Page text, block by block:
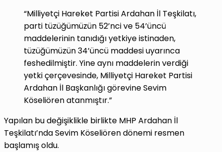
“Milliyetçi Hareket Partisi Ardahan İl Teşkilatı,
parti tüzüğümüzün 52’nci ve 54’üncü
maddelerinin tanıdığı yetkiye istinaden,
tüzüğümüzün 34’üncü maddesi uyarınca
feshedilmiştir. Yine aynı maddelerin verdiği
yetki çerçevesinde, Milliyetçi Hareket Partisi
Ardahan İl Başkanlığı görevine Sevim
Köseliören atanmıştır.”
Yapılan bu değişiklikle birlikte MHP Ardahan İl
Teşkilatı’nda Sevim Köseliören dönemi resmen
başlamış oldu.